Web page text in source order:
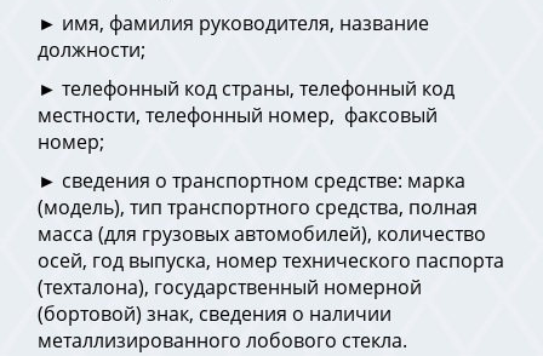
► имя, фамилия руководителя, название
должности;
► телефонный код страны, телефонный код
местности, телефонный номер, факсовый
номер;
► сведения о транспортном средстве: марка
(модель), тип транспортного средства, полная
масса (для грузовых автомобилей), количество
осей, год выпуска, номер технического паспорта
(техталона), государственный номерной
(бортовой) знак, сведения о наличии
металлизированного лобового стекла.